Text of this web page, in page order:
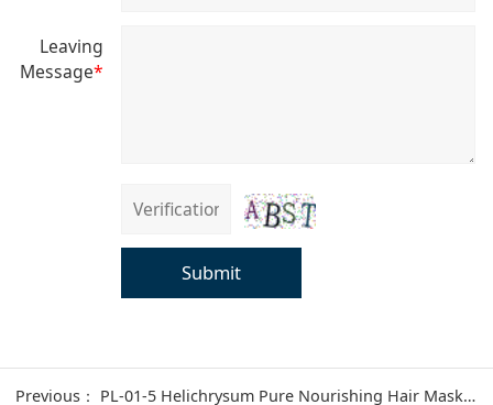
Leaving
Message*
Submit
Previous： PL-01-5 Helichrysum Pure Nourishing Hair Mask 500g